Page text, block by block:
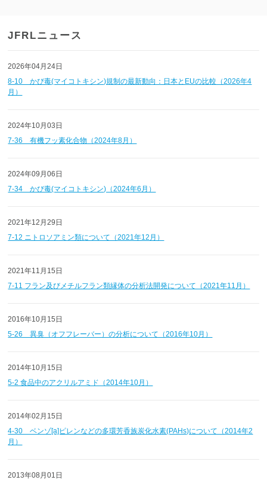
JFRLニュース
2026年04月24日
8-10 かび毒(マイコトキシン)規制の最新動向：日本とEUの比較（2026年4
月）
2024年10月03日
7-36 有機フッ素化合物（2024年8月）
2024年09月06日
7-34 かび毒(マイコトキシン)（2024年6月）
2021年12月29日
7-12 ニトロソアミン類について（2021年12月）
2021年11月15日
7-11 フラン及びメチルフラン類縁体の分析法開発について（2021年11月）
2016年10月15日
5-26 異臭（オフフレーバー）の分析について（2016年10月）
2014年10月15日
5-2 食品中のアクリルアミド（2014年10月）
2014年02月15日
4-30 ベンゾ[a]ピレンなどの多環芳香族炭化水素(PAHs)について（2014年2
月）
2013年08月01日